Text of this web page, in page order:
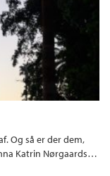
Og så er der dem,
Katrin Nørgaards…